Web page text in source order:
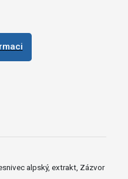
alpský, extrakt, Zázvor